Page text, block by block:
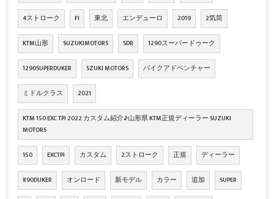
4ストローク FI 東北 エンデューロ 2019 2気筒
KTM山形 SUZUKIMOTORS SDR 1290スーパードゥーク
1290SUPERDUKER SZUKI MOTORS バイクアドベンチャー
ミドルクラス 2021
KTM 150 EXC TPI 2022 カスタム紹介♪山形県 KTM正規ディーラー SUZUKI
MOTORS
150 EXCTPI カスタム 2ストローク 正規 ディーラー
890DUKER オンロード 新モデル カラー 追加 SUPER